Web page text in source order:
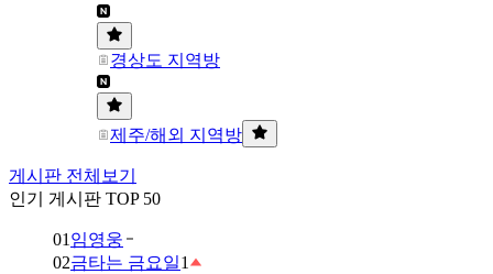
경상도 지역방
제주/해외 지역방
게시판 전체보기
인기 게시판 TOP 50
01 임영웅
02금타는 금요일1